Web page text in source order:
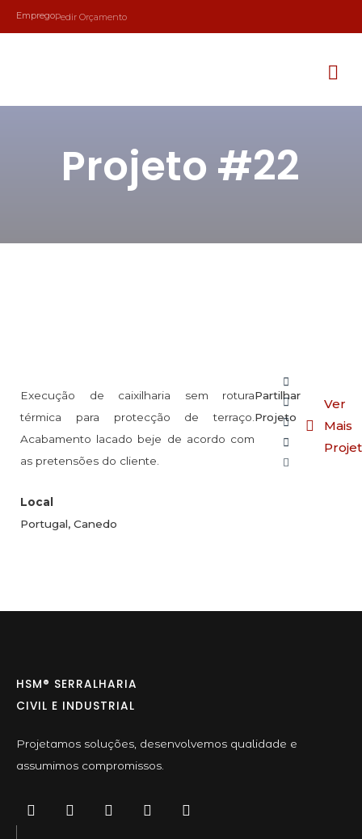
EmpregoPedir Orçamento
Projeto #22
Execução de caixilharia sem rotura
térmica para protecção de terraço.
Acabamento lacado beje de acordo com
as pretensões do cliente.
Local
Portugal, Canedo
Partilhar
Projeto
Ver
Mais
HSM® SERRALHARIA
CIVIL E INDUSTRIAL
Projetamos soluções, desenvolvemos qualidade e
assumimos compromissos.